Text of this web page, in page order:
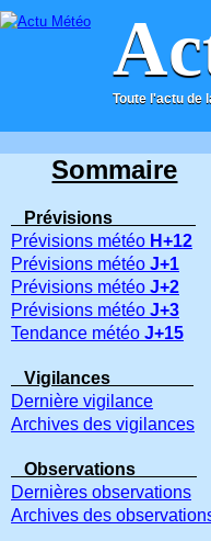
Toute l'actu de
ACCUEIL CONTACT
Sommaire
Prévisions
Prévisions météo H+12
Prévisions météo J+1
Prévisions météo J+2
Prévisions météo J+3
Tendance météo J+15
Vigilances
Dernière vigilance
Archives des vigilances
Observations
Dernières observations
Archives des